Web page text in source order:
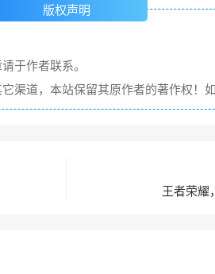
版权声明
于作者联系。
渠道，本站保留其原作者的著作权！
王者荣耀